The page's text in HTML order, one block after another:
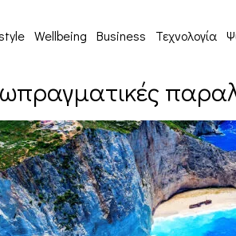
Wellbeing Business Τεχνολογία